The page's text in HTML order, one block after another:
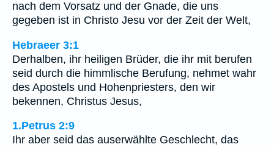
nach dem Vorsatz und der Gnade, die uns
gegeben ist in Christo Jesu vor der Zeit der Welt,
Hebraeer 3:1
Derhalben, ihr heiligen Brüder, die ihr mit berufen
seid durch die himmlische Berufung, nehmet wahr
des Apostels und Hohenpriesters, den wir
bekennen, Christus Jesus,
1.Petrus 2:9
Ihr aber seid das auserwählte Geschlecht, das